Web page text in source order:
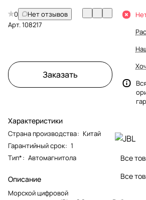
0
Нет отзывов
Арт.108217
Заказать
Характеристики
Страна производства: Китай
Гарантийный срок: 1
Тип*: Автомагнитола
Описание
Морской цифровой
Все
Все